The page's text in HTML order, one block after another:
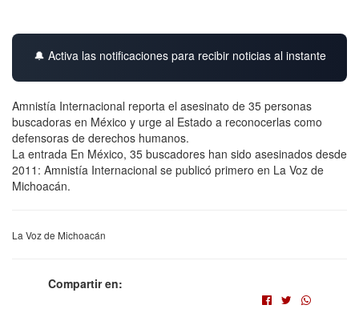
🔔 Activa las notificaciones para recibir noticias al instante
Amnistía Internacional reporta el asesinato de 35 personas
buscadoras en México y urge al Estado a reconocerlas como
defensoras de derechos humanos.
La entrada En México, 35 buscadores han sido asesinados desde
2011: Amnistía Internacional se publicó primero en La Voz de
Michoacán.
La Voz de Michoacán
Compartir en: